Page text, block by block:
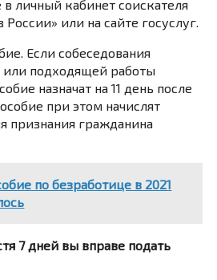
личный кабинет соискателя
России» или на сайте госуслуг.
Если собеседования
или подходящей работы
назначат на 11 день после
при этом начислят
признания гражданина
по безработице в 2021
7 дней вы вправе подать